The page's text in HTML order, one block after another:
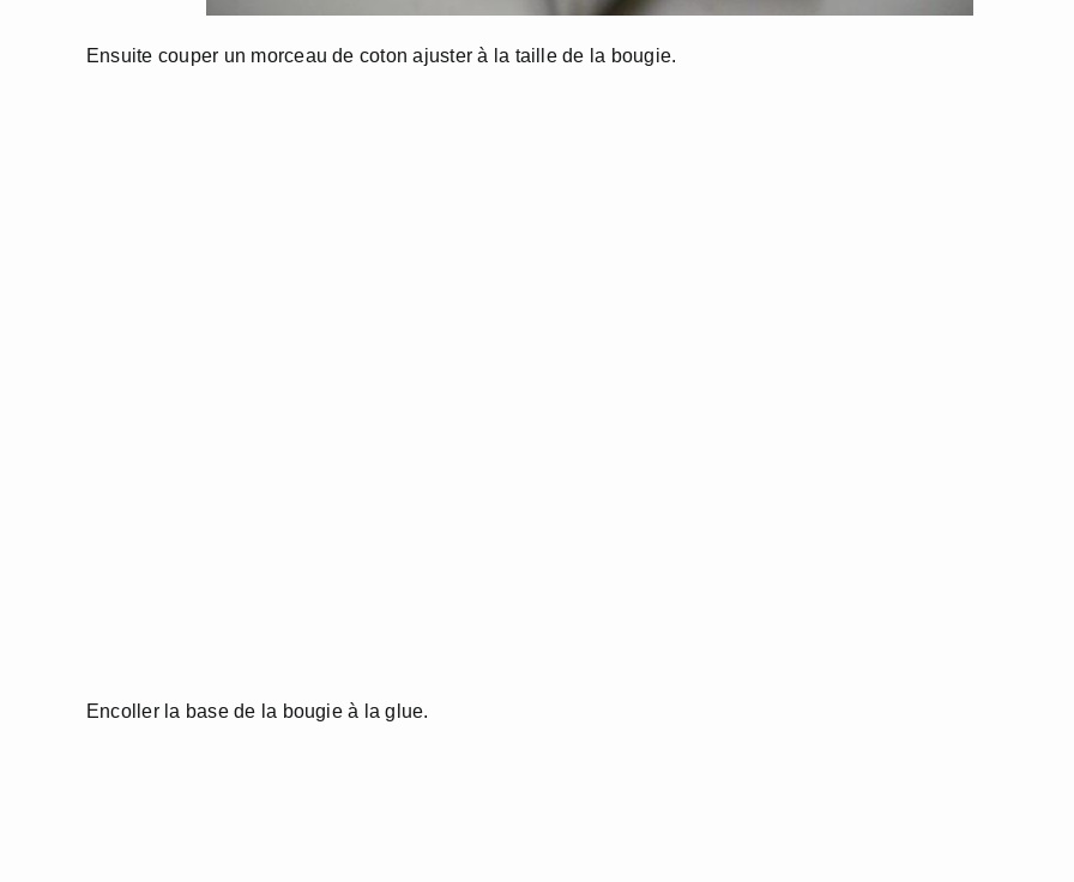
Ensuite couper un morceau de coton ajuster à la taille de la bougie.
Encoller la base de la bougie à la glue.